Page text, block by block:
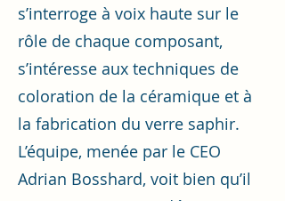
s’interroge à voix haute sur le
rôle de chaque composant,
s’intéresse aux techniques de
coloration de la céramique et à
la fabrication du verre saphir.
L’équipe, menée par le CEO
Adrian Bosshard, voit bien qu’il